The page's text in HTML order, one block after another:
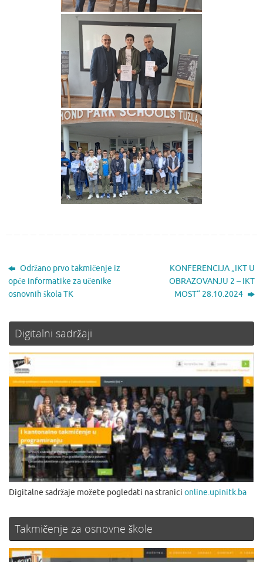
Održano prvo takmičenje iz
opće informatike za učenike
osnovnih škola TK
KONFERENCIJA „IKT U
OBRAZOVANJU 2 – IKT
MOST“ 28.10.2024
Digitalni sadržaji
Digitalne sadržaje možete pogledati na stranici online.upinitk.ba
Takmičenje za osnovne škole